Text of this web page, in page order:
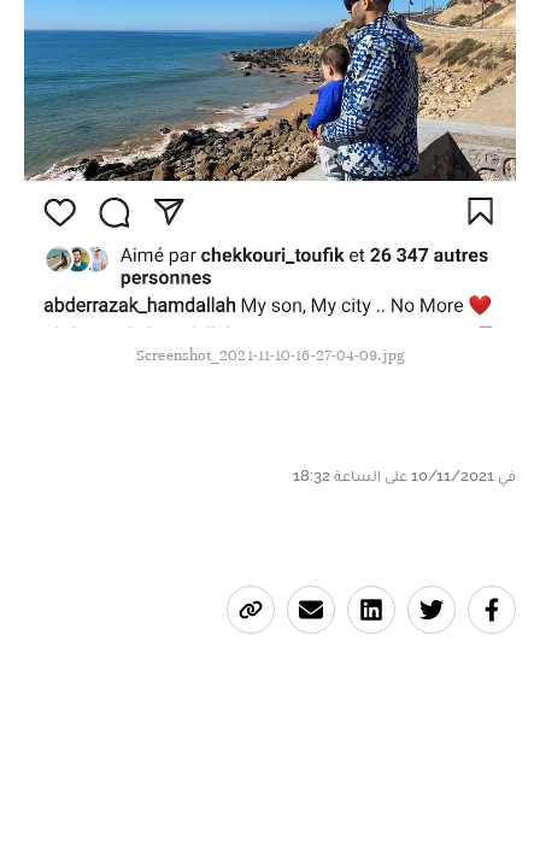
Screenshot_2021-11-10-16-27-04-09.jpg
في 10/11/2021 على الساعة 18:32